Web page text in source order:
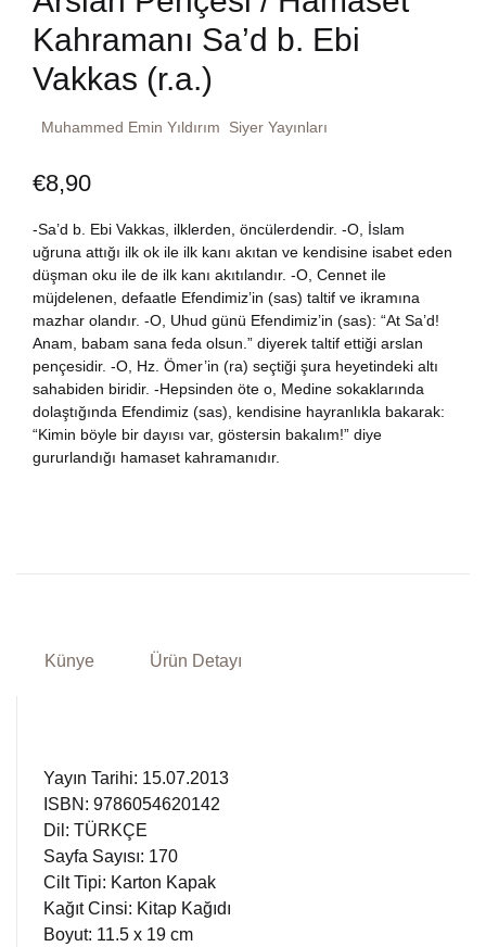
Ingilizce
Kişisel Gelişim
Psikoloji
Siyasi
Kitap Siparişi
Sepetim
DE
Hesap oluştur
Kahramanı Sa’d b. Ebi
Vakkas (r.a.)
Muhammed Emin Yıldırım Siyer Yayınları
€8,90
-Sa’d b. Ebi Vakkas, ilklerden, öncülerdendir. -O, İslam
uğruna attığı ilk ok ile ilk kanı akıtan ve kendisine isabet eden
düşman oku ile de ilk kanı akıtılandır. -O, Cennet ile
müjdelenen, defaatle Efendimiz’in (sas) taltif ve ikramına
mazhar olandır. -O, Uhud günü Efendimiz’in (sas): “At Sa’d!
Anam, babam sana feda olsun.” diyerek taltif ettiği arslan
pençesidir. -O, Hz. Ömer’in (ra) seçtiği şura heyetindeki altı
sahabiden biridir. -Hepsinden öte o, Medine sokaklarında
dolaştığında Efendimiz (sas), kendisine hayranlıkla bakarak:
“Kimin böyle bir dayısı var, göstersin bakalım!” diye
gururlandığı hamaset kahramanıdır.
Künye Ürün Detayı
Yayın Tarihi: 15.07.2013
ISBN: 9786054620142
Dil: TÜRKÇE
Sayfa Sayısı: 170
Cilt Tipi: Karton Kapak
Kağıt Cinsi: Kitap Kağıdı
Boyut: 11.5 x 19 cm